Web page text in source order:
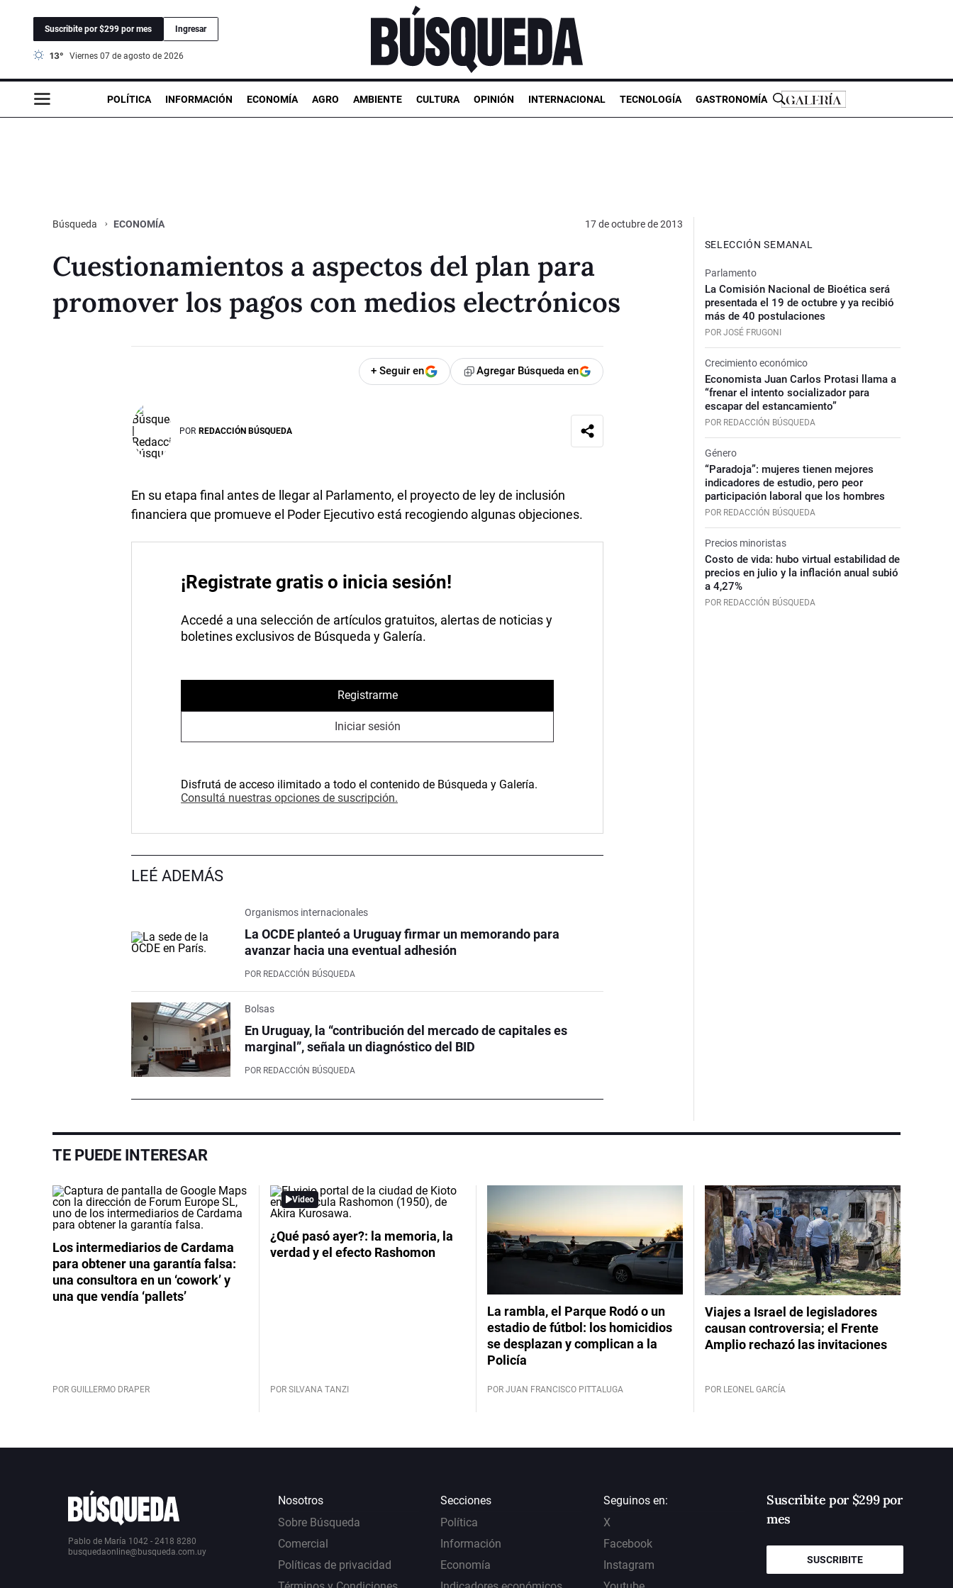
Suscribite por $299 por mes Ingresar
13° viernes 07 de agosto de 2026
POLÍTICA INFORMACIÓN ECONOMÍA AGRO AMBIENTE CULTURA OPINIÓN INTERNACIONAL TECNOLOGÍA GASTRONOMÍA
Búsqueda ECONOMÍA 17 de octubre de 2013
Cuestionamientos a aspectos del plan para
promover los pagos con medios electrónicos
+ Seguir en Agregar Búsqueda en
POR REDACCIÓN BÚSQUEDA
En su etapa final antes de llegar al Parlamento, el proyecto de ley de inclusión
financiera que promueve el Poder Ejecutivo está recogiendo algunas objeciones.
¡Registrate gratis o inicia sesión!
Accedé a una selección de artículos gratuitos, alertas de noticias y
boletines exclusivos de Búsqueda y Galería.
Registrarme
Iniciar sesión
Disfrutá de acceso ilimitado a todo el contenido de Búsqueda y Galería.
Consultá nuestras opciones de suscripción.
LEÉ ADEMÁS
Organismos internacionales
La OCDE planteó a Uruguay firmar un memorando para
avanzar hacia una eventual adhesión
POR REDACCIÓN BÚSQUEDA
Bolsas
En Uruguay, la “contribución del mercado de capitales es
marginal”, señala un diagnóstico del BID
POR REDACCIÓN BÚSQUEDA
SELECCIÓN SEMANAL
Parlamento
La Comisión Nacional de Bioética será
presentada el 19 de octubre y ya recibió
más de 40 postulaciones
POR JOSÉ FRUGONI
Crecimiento económico
Economista Juan Carlos Protasi llama a
“frenar el intento socializador para
escapar del estancamiento”
POR REDACCIÓN BÚSQUEDA
Género
“Paradoja”: mujeres tienen mejores
indicadores de estudio, pero peor
participación laboral que los hombres
POR REDACCIÓN BÚSQUEDA
Precios minoristas
Costo de vida: hubo virtual estabilidad de
precios en julio y la inflación anual subió
a 4,27%
POR REDACCIÓN BÚSQUEDA
TE PUEDE INTERESAR
Los intermediarios de Cardama
para obtener una garantía falsa:
una consultora en un ‘cowork’ y
una que vendía ‘pallets’
POR GUILLERMO DRAPER
Video
¿Qué pasó ayer?: la memoria, la
verdad y el efecto Rashomon
POR SILVANA TANZI
La rambla, el Parque Rodó o un
estadio de fútbol: los homicidios
se desplazan y complican a la
Policía
POR JUAN FRANCISCO PITTALUGA
Viajes a Israel de legisladores
causan controversia; el Frente
Amplio rechazó las invitaciones
POR LEONEL GARCÍA
Pablo de María 1042 - 2418 8280
busquedaonline@busqueda.com.uy
Nosotros
Sobre Búsqueda
Comercial
Políticas de privacidad
Secciones
Política
Información
Economía
Seguinos en:
X
Facebook
Instagram
Suscribite por $299 por
mes
SUSCRIBITE